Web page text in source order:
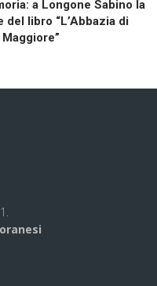
a Longone Sabino la
del libro “L’Abbazia di